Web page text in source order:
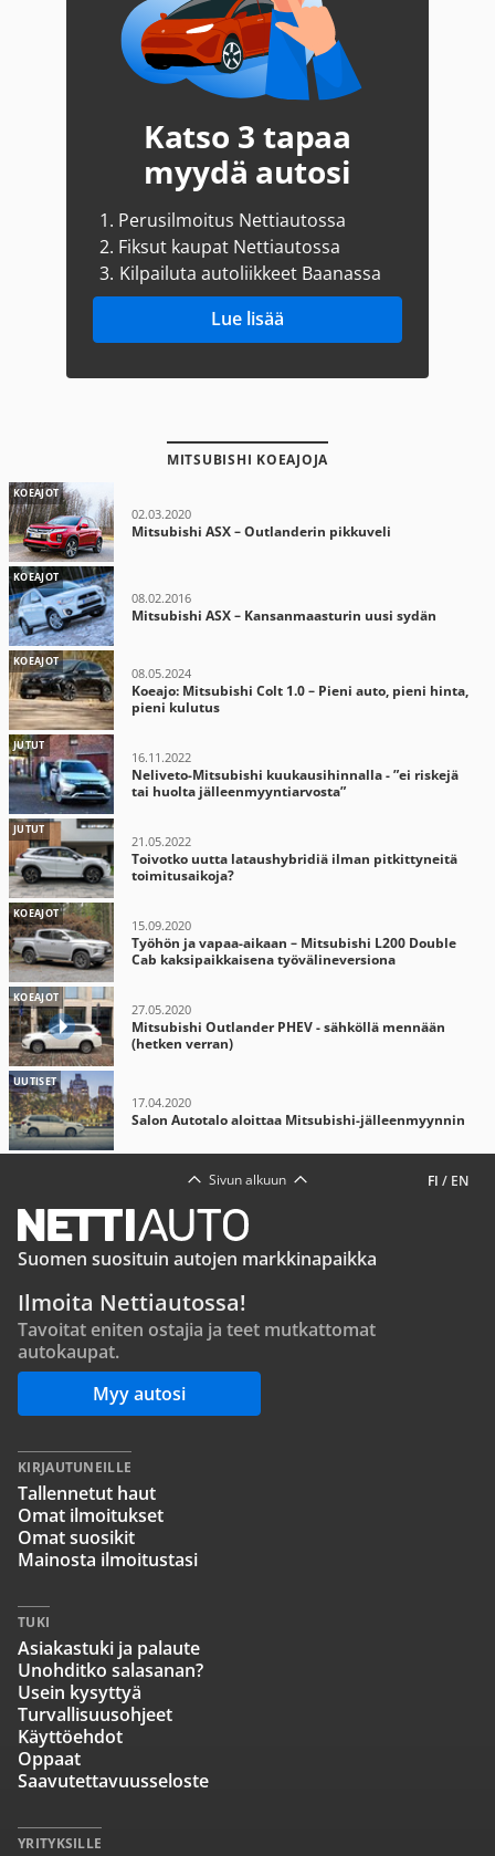
Katso 3 tapaa
myydä autosi
1. Perusilmoitus Nettiautossa
2. Fiksut kaupat Nettiautossa
3. Kilpailuta autoliikkeet Baanassa
Lue lisää
MITSUBISHI KOEAJOJA
KOEAJOT
02.03.2020
Mitsubishi ASX – Outlanderin pikkuveli
KOEAJOT
08.02.2016
Mitsubishi ASX – Kansanmaasturin uusi sydän
KOEAJOT
08.05.2024
Koeajo: Mitsubishi Colt 1.0 – Pieni auto, pieni hinta,
pieni kulutus
JUTUT
16.11.2022
Neliveto-Mitsubishi kuukausihinnalla - ”ei riskejä
tai huolta jälleenmyyntiarvosta”
JUTUT
21.05.2022
Toivotko uutta lataushybridiä ilman pitkittyneitä
toimitusaikoja?
KOEAJOT
15.09.2020
Työhön ja vapaa-aikaan – Mitsubishi L200 Double
Cab kaksipaikkaisena työvälineversiona
KOEAJOT
27.05.2020
Mitsubishi Outlander PHEV - sähköllä mennään
(hetken verran)
UUTISET
17.04.2020
Salon Autotalo aloittaa Mitsubishi-jälleenmyynnin
FI / EN
Sivun alkuun
Suomen suosituin autojen markkinapaikka
Ilmoita Nettiautossa!
Tavoitat eniten ostajia ja teet mutkattomat
autokaupat.
Myy autosi
KIRJAUTUNEILLE
Tallennetut haut
Omat ilmoitukset
Omat suosikit
Mainosta ilmoitustasi
TUKI
Asiakastuki ja palaute
Unohditko salasanan?
Usein kysyttyä
Turvallisuusohjeet
Käyttöehdot
Oppaat
Saavutettavuusseloste
YRITYKSILLE